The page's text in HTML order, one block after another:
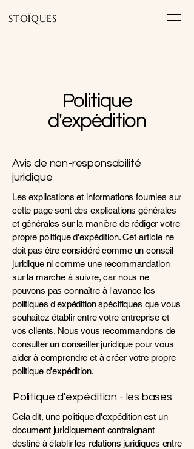
STOÏQUES
Politique
d'expédition
Avis de non-responsabilité
juridique
Les explications et informations fournies sur
cette page sont des explications générales
et générales sur la manière de rédiger votre
propre politique d'expédition. Cet article ne
doit pas être considéré comme un conseil
juridique ni comme une recommandation
sur la marche à suivre, car nous ne
pouvons pas connaître à l'avance les
politiques d'expédition spécifiques que vous
souhaitez établir entre votre entreprise et
vos clients. Nous vous recommandons de
consulter un conseiller juridique pour vous
aider à comprendre et à créer votre propre
politique d'expédition.
Politique d'expédition - les bases
Cela dit, une politique d'expédition est un
document juridiquement contraignant
destiné à établir les relations juridiques entre